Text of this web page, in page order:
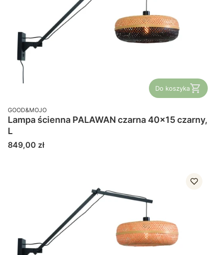
Do koszyka
PRODUCENT
GOOD&MOJO
Lampa ścienna PALAWAN czarna 40x15 czarny,
L
Cena
849,00 zł